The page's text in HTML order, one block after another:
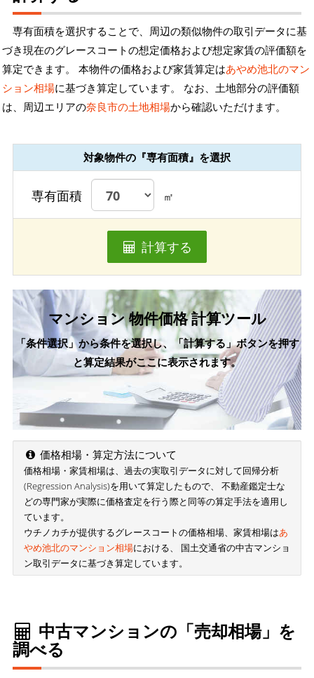
専有面積を選択することで、周辺の類似物件の取引データに基
づき現在のグレースコートの想定価格および想定家賃の評価額を
算定できます。 本物件の価格および家賃算定はあやめ池北のマン
ション相場に基づき算定しています。 なお、土地部分の評価額
は、周辺エリアの奈良市の土地相場から確認いただけます。
対象物件の『専有面積』を選択
専有面積 ㎡
計算する
マンション 物件価格 計算ツール
「条件選択」から条件を選択し、「計算する」ボタンを押す
と算定結果がここに表示されます。
価格相場・算定方法について
価格相場・家賃相場は、過去の実取引データに対して回帰分析
(Regression Analysis)を用いて算定したもので、 不動産鑑定士な
どの専門家が実際に価格査定を行う際と同等の算定手法を適用し
ています。
ウチノカチが提供するグレースコートの価格相場、家賃相場はあ
やめ池北のマンション相場における、 国土交通省の中古マンショ
ン取引データに基づき算定しています。
中古マンションの「売却相場」を
調べる